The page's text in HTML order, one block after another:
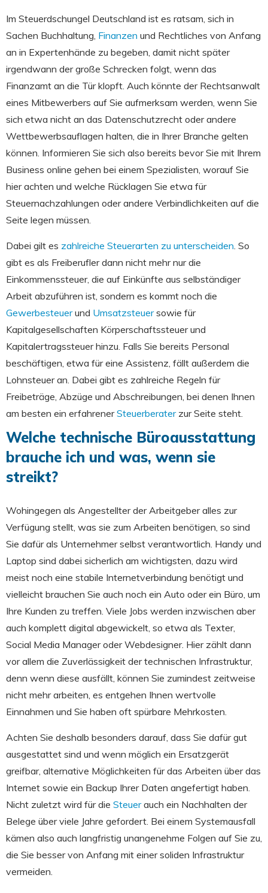
Im Steuerdschungel Deutschland ist es ratsam, sich in
Sachen Buchhaltung, Finanzen und Rechtliches von Anfang
an in Expertenhände zu begeben, damit nicht später
irgendwann der große Schrecken folgt, wenn das
Finanzamt an die Tür klopft. Auch könnte der Rechtsanwalt
eines Mitbewerbers auf Sie aufmerksam werden, wenn Sie
sich etwa nicht an das Datenschutzrecht oder andere
Wettbewerbsauflagen halten, die in Ihrer Branche gelten
können. Informieren Sie sich also bereits bevor Sie mit Ihrem
Business online gehen bei einem Spezialisten, worauf Sie
hier achten und welche Rücklagen Sie etwa für
Steuernachzahlungen oder andere Verbindlichkeiten auf die
Seite legen müssen.
Dabei gilt es zahlreiche Steuerarten zu unterscheiden. So
gibt es als Freiberufler dann nicht mehr nur die
Einkommenssteuer, die auf Einkünfte aus selbständiger
Arbeit abzuführen ist, sondern es kommt noch die
Gewerbesteuerund Umsatzsteuersowie für
Kapitalgesellschaften Körperschaftssteuer und
Kapitalertragssteuer hinzu. Falls Sie bereits Personal
beschäftigen, etwa für eine Assistenz, fällt außerdem die
Lohnsteuer an. Dabei gibt es zahlreiche Regeln für
Freibeträge, Abzüge und Abschreibungen, bei denen Ihnen
am besten ein erfahrenerSteuerberaterzur Seite steht.
Welche technische Büroausstattung
brauche ich und was, wenn sie
streikt?
Wohingegen als Angestellter der Arbeitgeber alles zur
Verfügung stellt, was sie zum Arbeiten benötigen, so sind
Sie dafür als Unternehmer selbst verantwortlich. Handy und
Laptop sind dabei sicherlich am wichtigsten, dazu wird
meist noch eine stabile Internetverbindung benötigt und
vielleicht brauchen Sie auch noch ein Auto oder ein Büro, um
Ihre Kunden zu treffen. Viele Jobs werden inzwischen aber
auch komplett digital abgewickelt, so etwa als Texter,
Social Media Manager oder Webdesigner. Hier zählt dann
vor allem die Zuverlässigkeit der technischen Infrastruktur,
denn wenn diese ausfällt, können Sie zumindest zeitweise
nicht mehr arbeiten, es entgehen Ihnen wertvolle
Einnahmen und Sie haben oft spürbare Mehrkosten.
Achten Sie deshalb besonders darauf, dass Sie dafür gut
ausgestattet sind und wenn möglich ein Ersatzgerät
greifbar, alternative Möglichkeiten für das Arbeiten über das
Internet sowie ein Backup Ihrer Daten angefertigt haben.
Nicht zuletzt wird für die Steuerauch ein Nachhalten der
Belege über viele Jahre gefordert. Bei einem Systemausfall
kämen also auch langfristig unangenehme Folgen auf Sie zu,
die Sie besser von Anfang mit einer soliden Infrastruktur
vermeiden.